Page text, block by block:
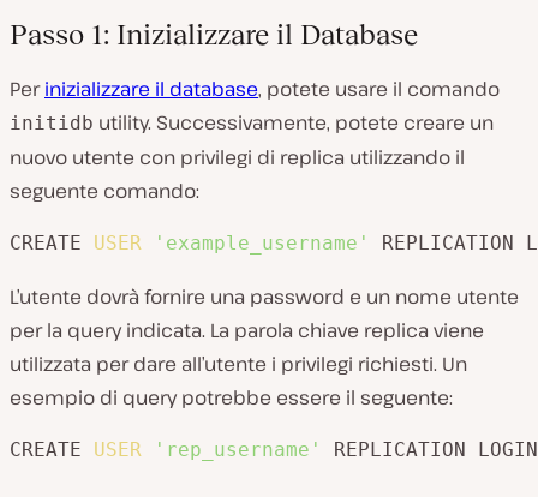
Passo 1: Inizializzare il Database
Perinizializzare il database, potete usare il comando
initidb utility. Successivamente, potete creare un
nuovo utente con privilegi di replica utilizzando il
seguente comando:
CREATE USER 'example_username' REPLICATION
L’utente dovrà fornire una password e un nome utente
per la query indicata. La parola chiave replica viene
utilizzata per dare all’utente i privilegi richiesti. Un
esempio di query potrebbe essere il seguente:
CREATE USER 'rep_username' REPLICATION